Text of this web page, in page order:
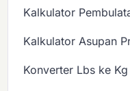
Kalkulator
Kalkulator Asupan
Konverter Lbs ke Kg